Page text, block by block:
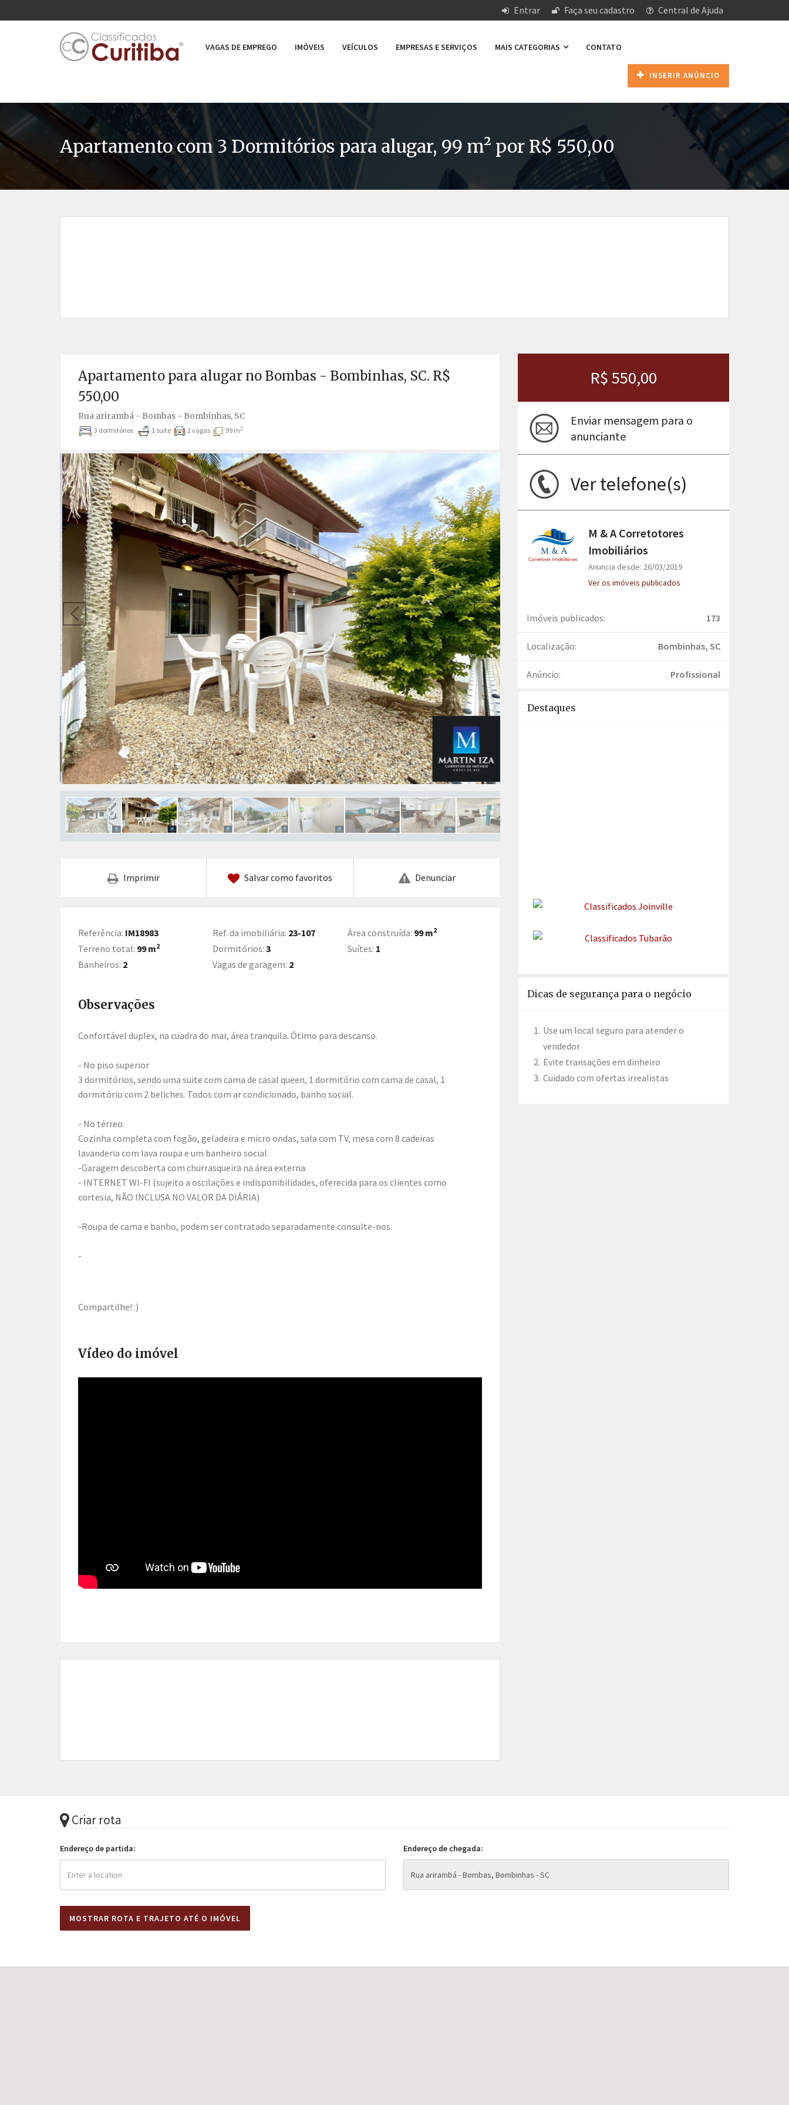
Entrar Faça seu cadastro Central de Ajuda
VAGAS DE EMPREGO IMÓVEIS VEÍCULOS EMPRESAS E SERVIÇOS MAIS CATEGORIAS CONTATO
INSERIR ANÚNCIO
Apartamento com 3 Dormitórios para alugar, 99 m² por R$ 550,00
Apartamento para alugar no Bombas - Bombinhas, SC. R$
550,00
Rua arirambá - Bombas - Bombinhas, SC
3 dormitórios 1 suíte 2 vagas 99 m2
Anterior
Imprimir Salvar como favoritos Denunciar
Referência: IM18983 Ref. da imobiliária: 23-107 Área construída: 99 m2
Terreno total: 99 m2 Dormitórios:3 Suítes: 1
Banheiros: 2 Vagas de garagem: 2
Observações
Confortável duplex, na cuadra do mar, área tranquila. Ótimo para descanso.
- No piso superior
3 dormitórios, sendo uma suite com cama de casal queen, 1 dormitório com cama de casal, 1
dormitório com 2 beliches. Todos com ar condicionado, banho social.
- No térreo.
Cozinha completa com fogão, geladeira e micro ondas, sala com TV, mesa com 8 cadeiras
lavanderia com lava roupa e um banheiro social
-Garagem descoberta com churrasqueira na área externa.
- INTERNET WI-FI (sujeito a oscilações e indisponibilidades, oferecida para os clientes como
cortesia, NÃO INCLUSA NO VALOR DA DIÁRIA)
-Roupa de cama e banho, podem ser contratado separadamente consulte-nos.
-
Compartilhe! :)
Vídeo do imóvel
R$ 550,00
Enviar mensagem para o
anunciante
Ver telefone(s)
M & A Corretotores
Imobiliários
Anuncia desde: 26/03/2019
Ver os imóveis publicados
Imóveis publicados: 173
Localização: Bombinhas, SC
Anúncio: Profissional
Destaques
Dicas de segurança para o negócio
Use um local seguro para atender o
vendedor
Evite transações em dinheiro
Cuidado com ofertas irrealistas
Criar rota
Endereço de partida: Endereço de chegada: